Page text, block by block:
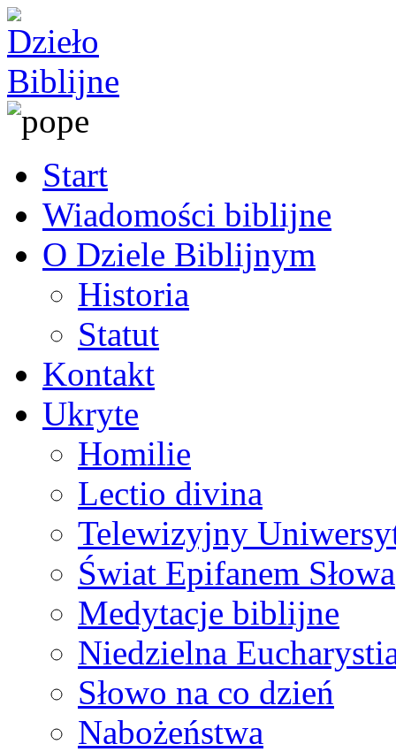
Start
Wiadomości biblijne
O Dziele Biblijnym
Historia
Statut
Kontakt
Ukryte
Homilie
Lectio divina
Telewizyjny
Świat Epifanem Słowa
Medytacje biblijne
Niedzielna
Słowo na co dzień
Nabożeństwa